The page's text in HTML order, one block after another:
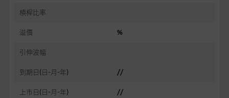
槓桿比率
溢價 %
引伸波幅
到期日(日-月-年) //
上市日(日-月-年) //